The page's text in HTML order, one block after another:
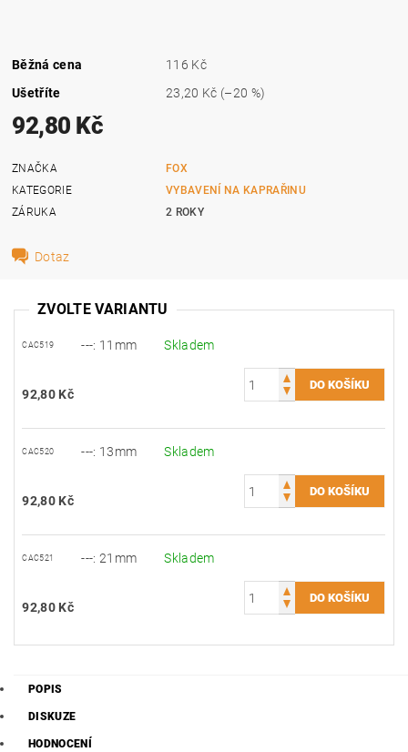
Běžná cena
116 Kč
Ušetříte
23,20 Kč (–20 %)
92,80 Kč
ZNAČKA
FOX
KATEGORIE
VYBAVENÍ NA KAPRAŘINU
ZÁRUKA
2 ROKY
Dotaz
ZVOLTE VARIANTU
CAC519 ---: 11mm Skladem
92,80 Kč
CAC520 ---: 13mm Skladem
92,80 Kč
CAC521 ---: 21mm Skladem
92,80 Kč
POPIS
DISKUZE
HODNOCENÍ